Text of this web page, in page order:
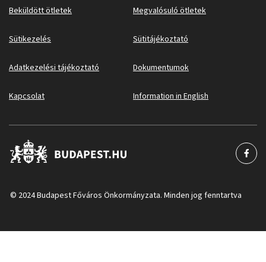
Beküldött ötletek Megvalósuló ötletek
Sütikezelés Sütitájékoztató
Adatkezelési tájékoztató Dokumentumok
Kapcsolat Information in English
© 2024 Budapest Főváros Önkormányzata. Minden jog fenntartva